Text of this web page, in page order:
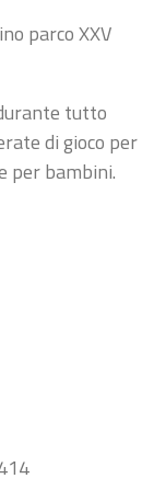
parco XXV
tutto
di gioco per
per bambini.